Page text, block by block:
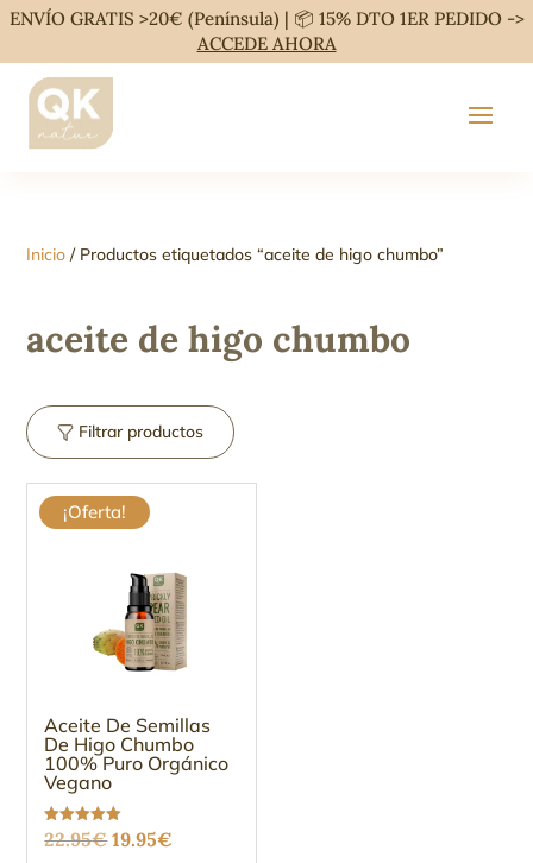
ENVÍO GRATIS >20€ (Península) | 📦 15% DTO 1ER PEDIDO ->
ACCEDE AHORA
Inicio / Productos etiquetados “aceite de higo chumbo”
aceite de higo chumbo
Filtrar productos
¡Oferta!
Aceite De Semillas
De Higo Chumbo
100% Puro Orgánico
Vegano
Valorado
con
22.95€El
19.95€